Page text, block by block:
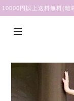
10000円以上送料無料(離